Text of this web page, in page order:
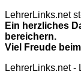
LehrerLinks.net
Ein herzliches
bereichern.
Viel Freude
LehrerLinks.net -